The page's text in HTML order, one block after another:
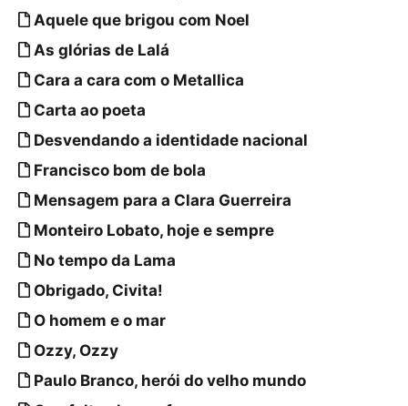
Aquele que brigou com Noel
As glórias de Lalá
Cara a cara com o Metallica
Carta ao poeta
Desvendando a identidade nacional
Francisco bom de bola
Mensagem para a Clara Guerreira
Monteiro Lobato, hoje e sempre
No tempo da Lama
Obrigado, Civita!
O homem e o mar
Ozzy, Ozzy
Paulo Branco, herói do velho mundo